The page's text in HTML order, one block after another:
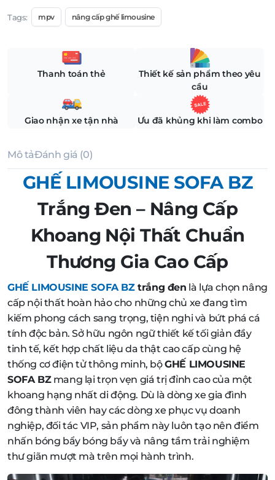
Tags: mpv nâng cấp ghế limousine
Thanh toán thẻ
Thiết kế sản phẩm theo yêu
cầu
Giao nhận xe tận nhà Ưu đã khủng khi làm combo
Mô tảĐánh giá (0)
GHẾ LIMOUSINE SOFA BZ
Trắng Đen – Nâng Cấp
Khoang Nội Thất Chuẩn
Thương Gia Cao Cấp
GHẾ LIMOUSINE SOFA BZtrắng đen là lựa chọn nâng
cấp nội thất hoàn hảo cho những chủ xe đang tìm
kiếm phong cách sang trọng, tiện nghi và bứt phá cá
tính độc bản. Sở hữu ngôn ngữ thiết kế tối giản đầy
tinh tế, kết hợp chất liệu da thật cao cấp cùng hệ
thống cơ điện tử thông minh, bộGHẾ LIMOUSINE
SOFA BZmang lại trọn vẹn giá trị đỉnh cao của một
khoang hạng nhất di động. Dù là dòng xe gia đình
đông thành viên hay các dòng xe phục vụ doanh
nghiệp, đối tác VIP, sản phẩm này luôn tạo nên điểm
nhấn bóng bẩy bóng bẩy và nâng tầm trải nghiệm
thư giãn mượt mà trên mọi hành trình.